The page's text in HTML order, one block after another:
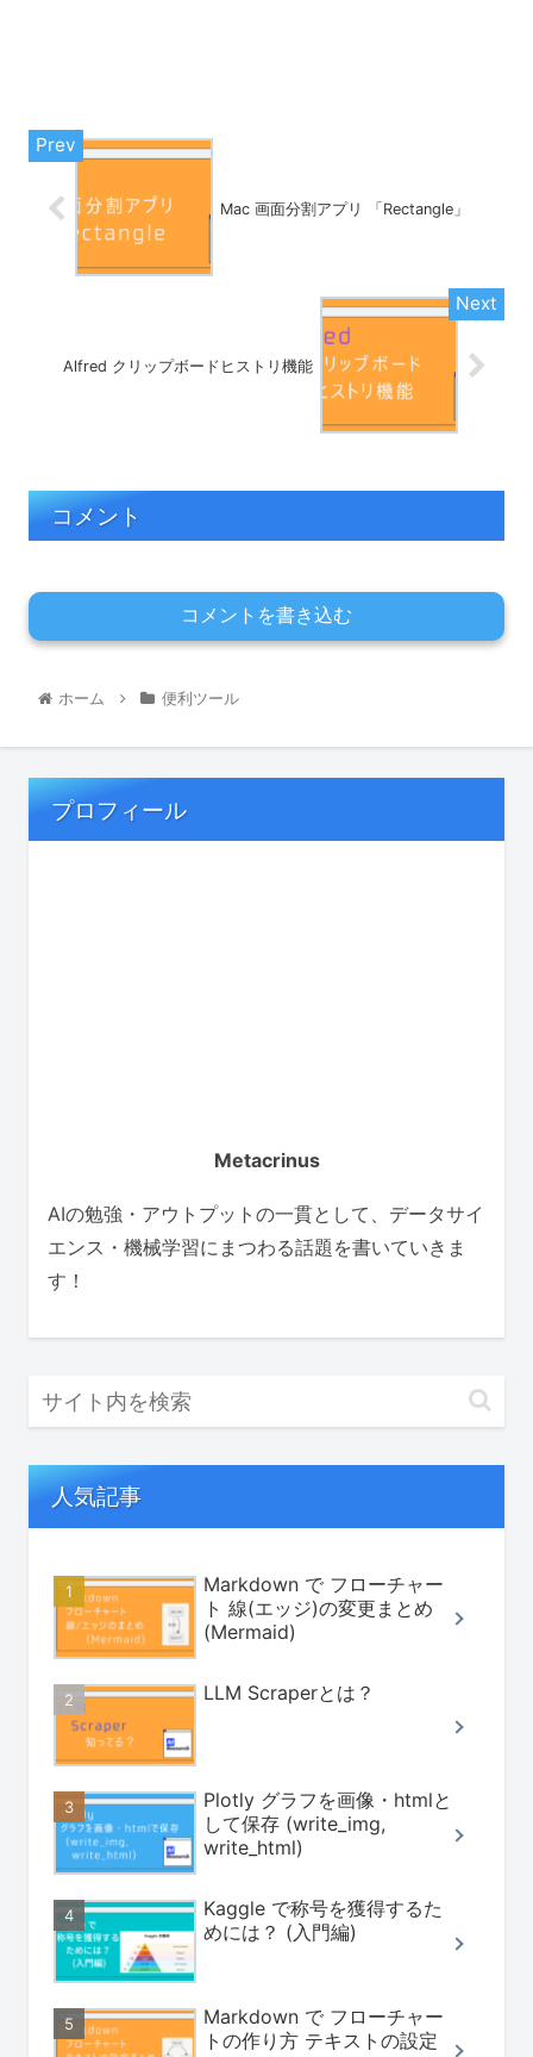
Mac 画面分割アプリ 「Rectangle」
Alfred クリップボードヒストリ機能
コメント
コメントを書き込む
ホーム 便利ツール
プロフィール
Metacrinus
AIの勉強・アウトプットの一貫として、データサイ
エンス・機械学習にまつわる話題を書いていきま
す！
人気記事
Markdown で フローチャー
ト 線(エッジ)の変更まとめ
(Mermaid)
LLM Scraperとは？
Plotly グラフを画像・htmlと
して保存 (write_img,
write_html)
Kaggle で称号を獲得するた
めには？ (入門編)
Markdown で フローチャー
トの作り方 テキストの設定